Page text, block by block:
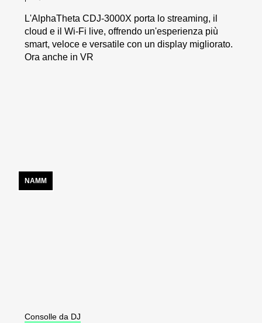
L'AlphaTheta CDJ-3000X porta lo streaming, il
cloud e il Wi-Fi live, offrendo un'esperienza più
smart, veloce e versatile con un display migliorato.
Ora anche in VR
NAMM
Consolle da DJ